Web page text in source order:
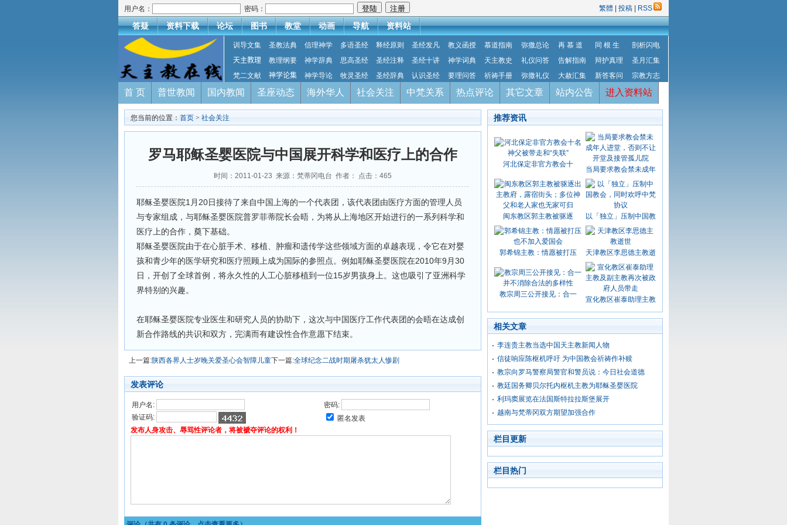
用户名： 密码： 繁體 投稿 RSS
答疑 资料下载 论坛 图书 教堂 动画 导航 资料站
训导文集 圣教法典 信理神学 多语圣经 释经原则 圣经发凡 教义函授 慕道指南 弥撒总论 再 慕 道 同 根 生
剖析闪电
天主教理
教理纲要 神学辞典 思高圣经 圣经注释 圣经十讲 神学词典 天主教史 礼仪问答 告解指南 辩护真理
圣月汇集
梵二文献
神学论集 神学导论 牧灵圣经 圣经辞典 认识圣经 要理问答 祈祷手册 弥撒礼仪 大赦汇集 新答客问 宗教方志
首 页 普世教闻 国内教闻 圣座动态 海外华人 社会关注 中梵关系 热点评论 其它文章 站内公告 进入资料站
您当前的位置： 首页 > 社会关注
罗马耶稣圣婴医院与中国展开科学和医疗上的合作
时间：2011-01-23 来源：梵蒂冈电台 作者： 点击： 465
耶稣圣婴医院1月20日接待了来自中国上海的一个代表团，该代表团由医疗方面的管理人员
与专家组成，与耶稣圣婴医院普罗菲蒂院长会晤，为将从上海地区开始进行的一系列科学和
医疗上的合作，奠下基础。
耶稣圣婴医院由于在心脏手术、移植、肿瘤和遗传学这些领域方面的卓越表现，令它在对婴
孩和青少年的医学研究和医疗照顾上成为国际的参照点。例如耶稣圣婴医院在2010年9月30
日，开创了全球首例，将永久性的人工心脏移植到一位15岁男孩身上。这也吸引了亚洲科学
界特别的兴趣。
在耶稣圣婴医院专业医生和研究人员的协助下，这次与中国医疗工作代表团的会晤在达成创
新合作路线的共识和双方，完满而有建设性合作意愿下结束。
上一篇:陕西各界人士岁晚关爱圣心会智障儿童下一篇:全球纪念二战时期屠杀犹太人惨剧
发表评论
用户名:
密码:
验证码:
匿名发表
发布人身攻击、辱骂性评论者，将被褫夺评论的权利！
推荐资讯
河北保定非官方教会十
当局要求教会禁未成年
闽东教区郭主教被驱逐 以「独立」压制中国教
郭希锦主教：情愿被打压 天津教区李思德主教逝
教宗周三公开接见：合一
宣化教区崔泰助理主教
相关文章
李连贵主教当选中国天主教新闻人物
信徒响应陈枢机呼吁 为中国教会祈祷作补赎
教宗向罗马警察局警官和警员说：今日社会道德
教廷国务卿贝尔托内枢机主教为耶稣圣婴医院
利玛窦展览在法国斯特拉拉斯堡展开
越南与梵蒂冈双方期望加强合作
栏目更新
栏目热门